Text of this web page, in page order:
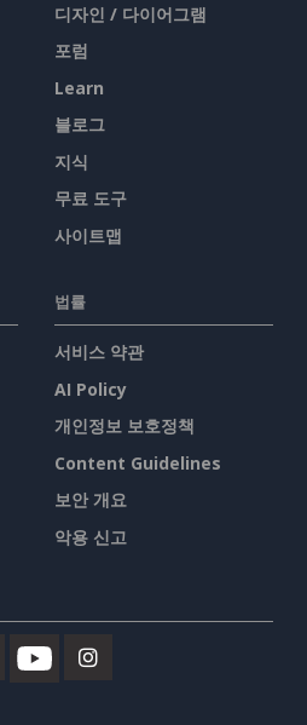
디자인 / 다이어그램
포럼
Learn
블로그
지식
무료 도구
사이트맵
법률
서비스 약관
AI Policy
개인정보 보호정책
Content Guidelines
보안 개요
악용 신고